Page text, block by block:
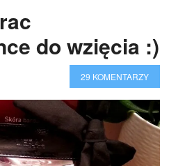
do wzięcia :)
29 KOMENTARZY